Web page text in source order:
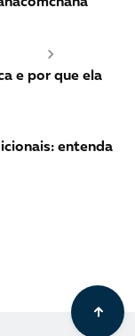
e por que ela
entenda